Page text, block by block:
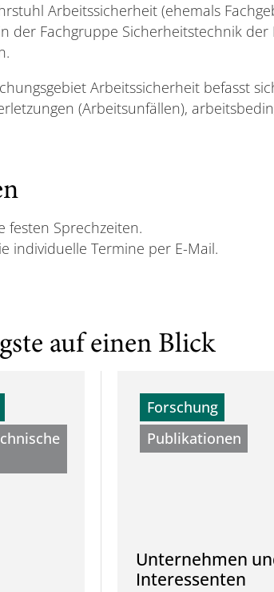
Arbeitssicherheit (ehemals
der Fachgruppe Sicherheitstechnik
Arbeitssicherheit befasst
(Arbeitsunfällen),
festen Sprechzeiten.
individuelle Termine per E-Mail.
auf einen Blick
Forschung
Publikationen
Unternehmen
Interessenten